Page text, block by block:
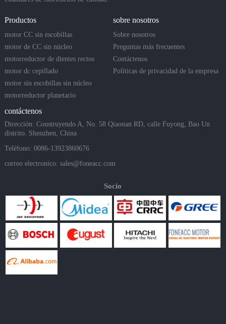
Productos
motor CC sin escobillas
motor de CC sin núcleo
motorreductor de dientes rectos
motor dc cepillado
motor sin escobillas sin núcleo
motorreductor planetario
sobre nosotros
Sobre nosotros
Preguntas más frecuentes
Contáctenos
Políticas de privacidad de la empresa
contáctenos
Dirección: Construyendo A, No. 58 Qiaonan RD, calle Fuyong, Bao Un
distrito. Shenzhen, China
Teléfono: 0086-13923860676
correo electronico: sales@foneacc.com
Socio